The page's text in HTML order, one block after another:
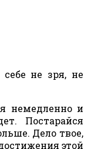
не зря, не
немедленно и
Постарайся
Дело твое,
этой